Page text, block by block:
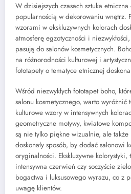
W dzisiejszych czasach sztuka
popularnością w dekorowaniu wnętrz.
wzorami w ekskluzywnych kolorach
atmosferę egzotyczności i
pasują do salonów kosmetycznych.
na różnorodności kulturowej i
fototapety o tematyce etnicznej
Wśród niezwykłych fototapet boho,
salonu kosmetycznego, warto wyróżnić
kulturowe wzory w intensywnych
geometryczne motywy, kwiatowe
są nie tylko piękne wizualnie, ale
doskonały sposób, by dodać salonowi
oryginalności. Ekskluzywne kolorystyki,
intensywna czerwień czy soczyście
bogactwa i luksusowego wyrazu, co z
uwagę klientów.